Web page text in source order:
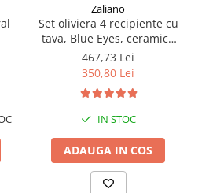
Zaliano
Set oliviera 4 recipiente cu
tava, Blue Eyes, ceramica
smaltuita, pictata manual,
22,6/18,4 x 15,0 cm
467,73 Lei
350,80 Lei
IN STOC
ADAUGA IN COS